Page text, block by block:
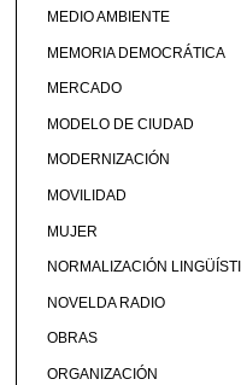
MEDIO AMBIENTE
MEMORIA DEMOCRÁTICA
MERCADO
MODELO DE CIUDAD
MODERNIZACIÓN
MOVILIDAD
MUJER
NORMALIZACIÓN
NOVELDA RADIO
OBRAS
ORGANIZACIÓN